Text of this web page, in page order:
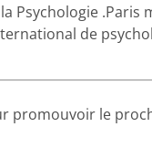
Psychologie
de
promouvoir le